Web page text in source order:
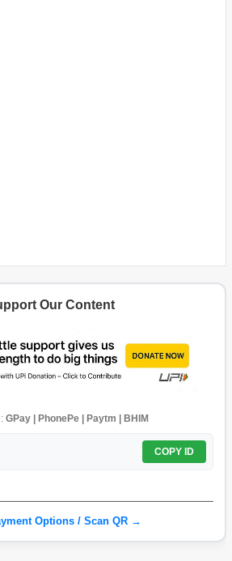
Our Content
GPay | PhonePe | Paytm | BHIM
COPY ID
Options / Scan QR →